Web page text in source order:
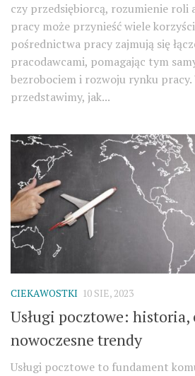
czy przedsiębiorcą, rozumienie roli
pracy może przynieść wiele
pośrednictwa pracy zajmują się
pracodawcami, pomagając tym
bezrobociem i rozwoju rynku
przedstawimy, jak...
CIEKAWOSTKI 10 SIE, 2023
Usługi pocztowe: historia,
nowoczesne trendy
Usługi pocztowe to fundament